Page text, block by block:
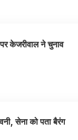
केजरीवाल ने चुनाव
सेना को पता बैरंग